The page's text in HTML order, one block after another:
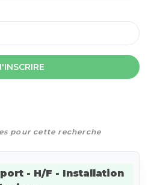
pour cette recherche
- H/F - Installation